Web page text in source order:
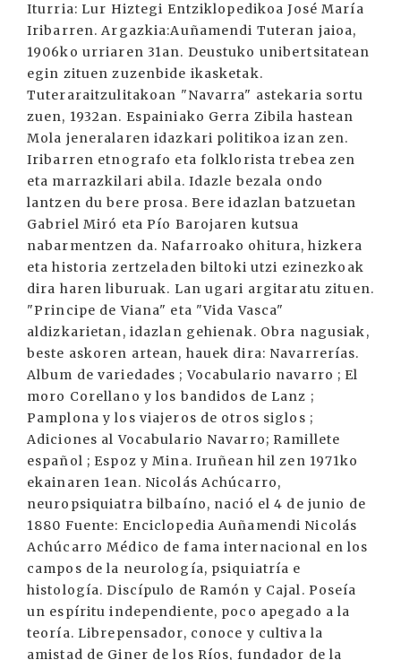
Iturria: Lur Hiztegi Entziklopedikoa José María
Iribarren. Argazkia:Auñamendi Tuteran jaioa,
1906ko urriaren 31an. Deustuko unibertsitatean
egin zituen zuzenbide ikasketak.
Tuteraraitzulitakoan "Navarra" astekaria sortu
zuen, 1932an. Espainiako Gerra Zibila hastean
Mola jeneralaren idazkari politikoa izan zen.
Iribarren etnografo eta folklorista trebea zen
eta marrazkilari abila. Idazle bezala ondo
lantzen du bere prosa. Bere idazlan batzuetan
Gabriel Miró eta Pío Barojaren kutsua
nabarmentzen da. Nafarroako ohitura, hizkera
eta historia zertzeladen biltoki utzi ezinezkoak
dira haren liburuak. Lan ugari argitaratu zituen.
"Principe de Viana" eta "Vida Vasca"
aldizkarietan, idazlan gehienak. Obra nagusiak,
beste askoren artean, hauek dira: Navarrerías.
Album de variedades ; Vocabulario navarro ; El
moro Corellano y los bandidos de Lanz ;
Pamplona y los viajeros de otros siglos ;
Adiciones al Vocabulario Navarro; Ramillete
español ; Espoz y Mina. Iruñean hil zen 1971ko
ekainaren 1ean. Nicolás Achúcarro,
neuropsiquiatra bilbaíno, nació el 4 de junio de
1880 Fuente: Enciclopedia Auñamendi Nicolás
Achúcarro Médico de fama internacional en los
campos de la neurología, psiquiatría e
histología. Discípulo de Ramón y Cajal. Poseía
un espíritu independiente, poco apegado a la
teoría. Librepensador, conoce y cultiva la
amistad de Giner de los Ríos, fundador de la